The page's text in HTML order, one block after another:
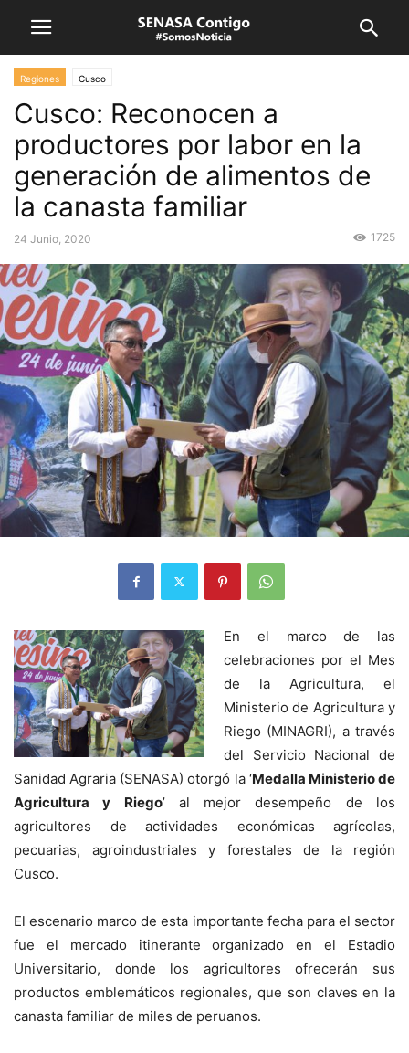
Regiones Cusco
Cusco: Reconocen a
productores por labor en la
generación de alimentos de
la canasta familiar
24 Junio, 2020 1725
En el marco de las
celebraciones por el Mes
de la Agricultura, el
Ministerio de Agricultura y
Riego (MINAGRI), a través
del Servicio Nacional de
Sanidad Agraria (SENASA) otorgó la ‘Medalla Ministerio de
Agricultura y Riego’ al mejor desempeño de los
agricultores de actividades económicas agrícolas,
pecuarias, agroindustriales y forestales de la región
Cusco.
El escenario marco de esta importante fecha para el sector
fue el mercado itinerante organizado en el Estadio
Universitario, donde los agricultores ofrecerán sus
productos emblemáticos regionales, que son claves en la
canasta familiar de miles de peruanos.